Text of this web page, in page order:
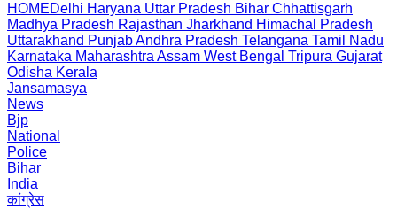
HOMEDelhi Haryana Uttar Pradesh Bihar Chhattisgarh
Madhya Pradesh Rajasthan Jharkhand Himachal Pradesh
Uttarakhand PunjabAndhra Pradesh Telangana Tamil Nadu
Karnataka Maharashtra Assam West Bengal Tripura Gujarat
Odisha Kerala
Jansamasya
News
Bjp
National
Police
Bihar
India
कांग्रेस